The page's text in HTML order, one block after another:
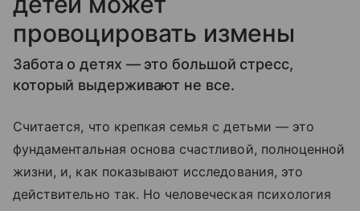
провоцировать измены
Забота о детях — это большой стресс,
который выдерживают не все.
Считается, что крепкая семья с детьми — это
фундаментальная основа счастливой, полноценной
жизни, и, как показывают исследования, это
действительно так. Но человеческая психология